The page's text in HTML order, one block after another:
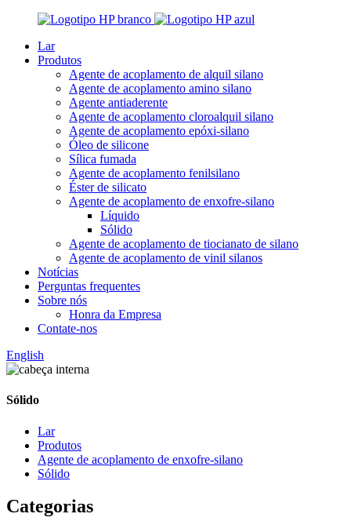
Lar
Produtos
Agente de acoplamento de alquil silano
Agente de acoplamento amino silano
Agente antiaderente
Agente de acoplamento cloroalquil silano
Agente de acoplamento epóxi-silano
Óleo de silicone
Sílica fumada
Agente de acoplamento fenilsilano
Éster de silicato
Agente de acoplamento de enxofre-silano
Líquido
Sólido
Agente de acoplamento de tiocianato de silano
Agente de acoplamento de vinil silanos
Notícias
Perguntas frequentes
Sobre nós
Honra da Empresa
Contate-nos
English
Sólido
Lar
Produtos
Agente de acoplamento de enxofre-silano
Sólido
Categorias